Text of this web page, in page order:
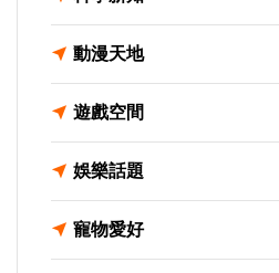
動漫天地
遊戲空間
娛樂話題
寵物愛好